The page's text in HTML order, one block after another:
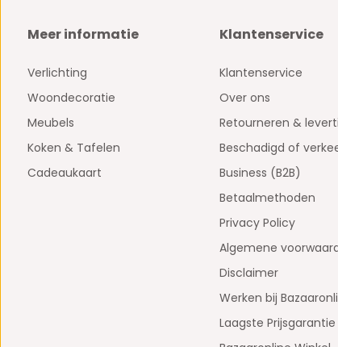
Meer informatie
Verlichting
Woondecoratie
Meubels
Koken & Tafelen
Cadeaukaart
Klantenservice
Klantenservice
Over ons
Retourneren &
Beschadigd of
Business (B2B)
Betaalmethoden
Privacy Policy
Algemene
Disclaimer
Werken bij
Laagste Prijsgarantie